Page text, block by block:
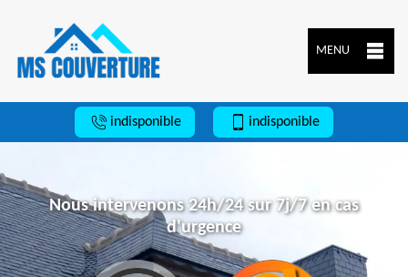
MENU
indisponible indisponible
Nous intervenons 24h/24 sur 7j/7 en cas
d'urgence